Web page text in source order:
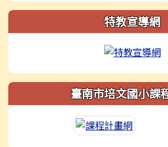
特教宣導網
臺南市培文國小課